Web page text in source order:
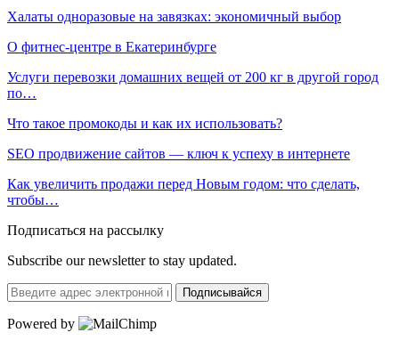
Халаты одноразовые на завязках: экономичный выбор
О фитнес‑центре в Екатеринбурге
Услуги перевозки домашних вещей от 200 кг в другой город
по…
Что такое промокоды и как их использовать?
SEO продвижение сайтов — ключ к успеху в интернете
Как увеличить продажи перед Новым годом: что сделать,
чтобы…
Подписаться на рассылку
Subscribe our newsletter to stay updated.
Подписывайся
Powered by